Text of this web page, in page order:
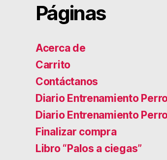
Páginas
Acerca de
Carrito
Contáctanos
Diario Entrenamiento
Diario Entrenamiento
Finalizar compra
Libro “Palos a ciegas”